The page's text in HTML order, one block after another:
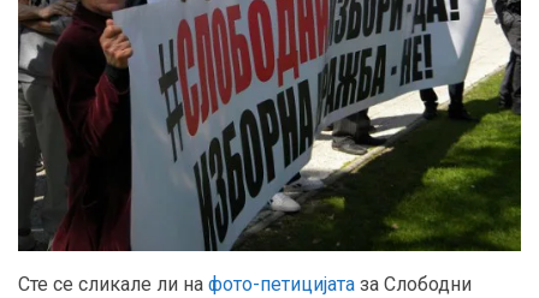
Сте се сликале ли на фото-петицијата за Слободни